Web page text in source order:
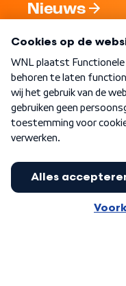
Nieuws
Nieuwsbrief
Word Lid